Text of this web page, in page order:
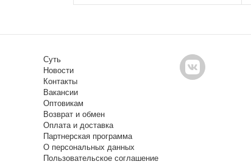
Суть
Новости
Контакты
Вакансии
Оптовикам
Возврат и обмен
Оплата и доставка
Партнерская программа
О персональных данных
Пользовательское соглашение